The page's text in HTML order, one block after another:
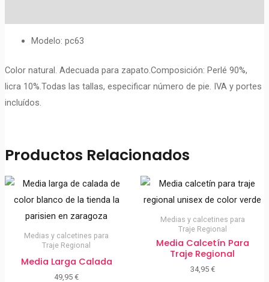
Modelo: pc63
Color natural. Adecuada para zapato.Composición: Perlé 90%,
licra 10%.Todas las tallas, especificar número de pie. IVA y portes
incluídos.
Productos Relacionados
Medias y calcetines para
Traje Regional
Media Larga Calada
49,95€
Medias y calcetines para
Traje Regional
Media Calcetín Para
Traje Regional
34,95 €